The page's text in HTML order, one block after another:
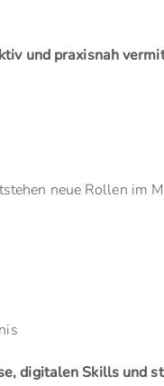
und praxisnah
neue Rollen im
digitalen Skills und